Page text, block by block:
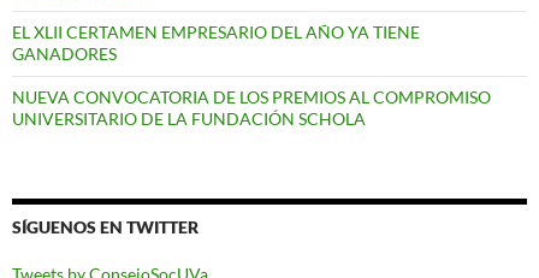
EL XLII CERTAMEN EMPRESARIO DEL AÑO YA TIENE
GANADORES
NUEVA CONVOCATORIA DE LOS PREMIOS AL COMPROMISO
UNIVERSITARIO DE LA FUNDACIÓN SCHOLA
SÍGUENOS EN TWITTER
Tweets by ConsejoSocUVa